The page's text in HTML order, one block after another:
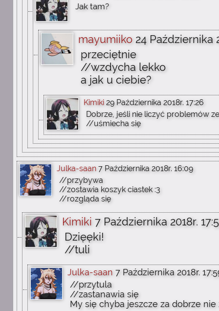
Jak tam?
mayumiiko 24 Października
przeciętnie
//wzdycha lekko
a jak u ciebie?
Kimiki 29 Października 2018r. 17:26
Dobrze, jeśli nie liczyć problemów
//uśmiecha się
Julka-saan 7 Października 2018r. 16:09
//przybywa
//zostawia koszyk ciastek :3
//rozgląda się
Kimiki 7 Października 2018r.
Dzięęki!
//tuli
Julka-saan 7 Października 2018r.
//przytula
//zastanawia się
My się chyba jeszcze za dobrze nie